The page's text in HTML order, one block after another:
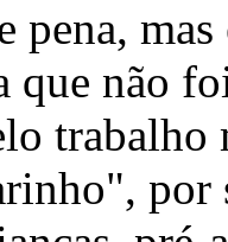
pena,
que não
por